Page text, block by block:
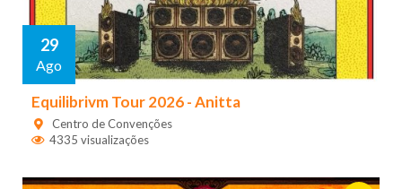
29
Ago
Equilibrivm Tour 2026 - Anitta
Centro de Convenções
4335 visualizações